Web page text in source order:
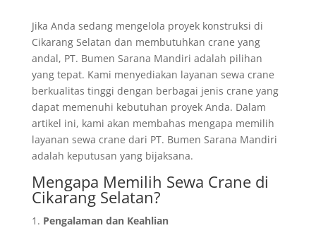
Jika Anda sedang mengelola proyek konstruksi di
Cikarang Selatan dan membutuhkan crane yang
andal, PT. Bumen Sarana Mandiri adalah pilihan
yang tepat. Kami menyediakan layanan sewa crane
berkualitas tinggi dengan berbagai jenis crane yang
dapat memenuhi kebutuhan proyek Anda. Dalam
artikel ini, kami akan membahas mengapa memilih
layanan sewa crane dari PT. Bumen Sarana Mandiri
adalah keputusan yang bijaksana.
Mengapa Memilih Sewa Crane di
Cikarang Selatan?
Pengalaman dan Keahlian